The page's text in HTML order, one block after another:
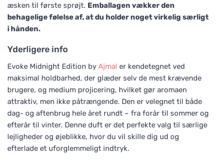
æsken til første sprøjt. Emballagen vækker den
behagelige følelse af, at du holder noget virkelig særligt
i hånden.
Yderligere info
Evoke Midnight Edition by Ajmal er kendetegnet ved
maksimal holdbarhed, der glæder selv de mest krævende
brugere, og medium projicering, hvilket gør aromaen
attraktiv, men ikke påtrængende. Den er velegnet til både
dag- og aftenbrug hele året rundt – fra forår til sommer og
efterår til vinter. Denne duft er det perfekte valg til særlige
lejligheder og øjeblikke, hvor du vil skille dig ud og
efterlade et uforglemmeligt indtryk.